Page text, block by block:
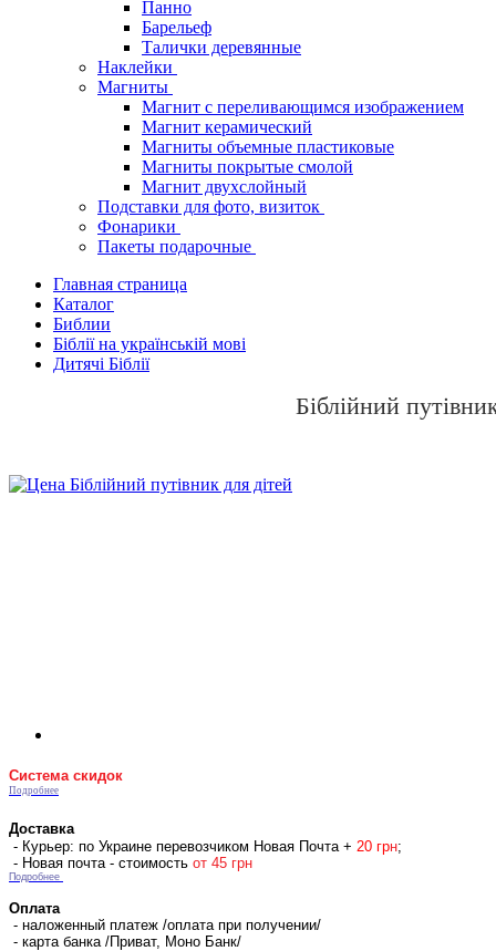
Панно
Барельеф
Талички деревянные
Наклейки
Магниты
Магнит с переливающимся изображением
Магнит керамический
Магниты объемные пластиковые
Магниты покрытые смолой
Магнит двухслойный
Подставки для фото, визиток
Фонарики
Пакеты подарочные
Главная страница
Каталог
Библии
Біблії на українській мові
Дитячі Біблії
Біблійний
Система скидок
Подробнее
Доставка
- Курьер: по Украине перевозчиком Новая Почта + 20 грн;
- Новая почта - стоимость от 45 грн
Подробнее
Оплата
- наложенный платеж /оплата при получении/
- карта банка /Приват, Моно Банк/